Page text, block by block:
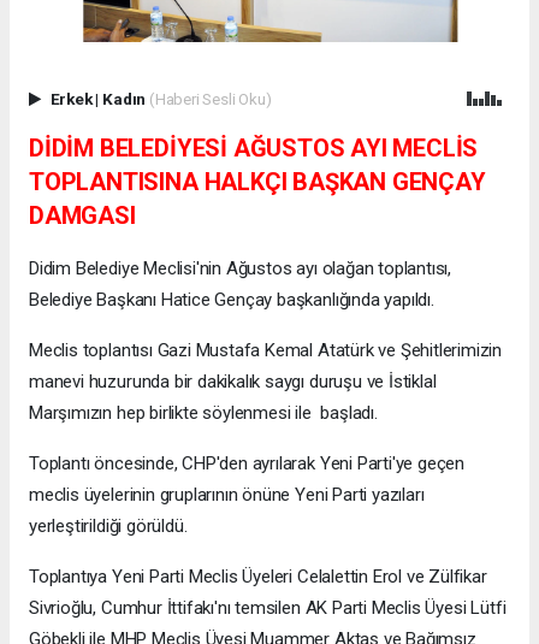
Erkek| Kadın (Haberi Sesli Oku)
DİDİM BELEDİYESİ AĞUSTOS AYI MECLİS
TOPLANTISINA HALKÇI BAŞKAN GENÇAY
DAMGASI
Didim Belediye Meclisi'nin Ağustos ayı olağan toplantısı,
Belediye Başkanı Hatice Gençay başkanlığında yapıldı.
Meclis toplantısı Gazi Mustafa Kemal Atatürk ve Şehitlerimizin
manevi huzurunda bir dakikalık saygı duruşu ve İstiklal
Marşımızın hep birlikte söylenmesi ile başladı.
Toplantı öncesinde, CHP'den ayrılarak Yeni Parti'ye geçen
meclis üyelerinin gruplarının önüne Yeni Parti yazıları
yerleştirildiği görüldü.
Toplantıya Yeni Parti Meclis Üyeleri Celalettin Erol ve Zülfikar
Sivrioğlu, Cumhur İttifakı'nı temsilen AK Parti Meclis Üyesi Lütfi
Göbekli ile MHP Meclis Üyesi Muammer Aktaş ve Bağımsız